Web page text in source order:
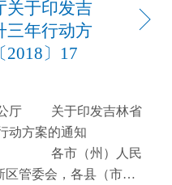
）强化组织领导责
政同责实施意见》，
食品药品安全工作作
安全问题来抓。支持
进行年度考评。强化各
，注重发挥食品药品
。 （二）落实属地监
严格落实《中共中央办
保护的红线、底线和
族团结，关系社会主
众精神家园建设，是
会主义文化强国、维
性和地域性特点，在全
要的历史地位。近年
省委、省政府的正确领
丽、渤海大遗址保护为
关于印发吉
三年行动方
〕17
动方案的通知
民
区管委会，各县（市）